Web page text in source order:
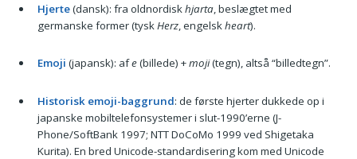
Hjerte(dansk): fra oldnordiskhjarta, beslægtet med
germanske former (tysk Herz, engelskheart).
Emoji (japansk): afe(billede) +moji(tegn), altså “billedtegn”.
Historisk emoji-baggrund: de første hjerter dukkede op i
japanske mobiltelefonsystemer i slut-1990’erne (J-
Phone/SoftBank 1997; NTT DoCoMo 1999 ved Shigetaka
Kurita). En bred Unicode-standardisering kom med Unicode